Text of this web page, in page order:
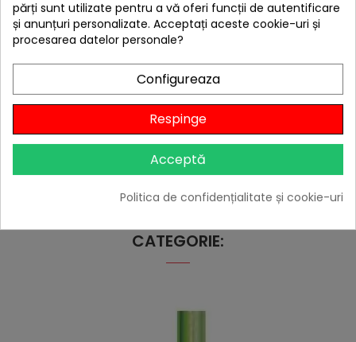
Instructiuni de asamblare:
4 ALTE PRODUSE IN ACEEASI
CATEGORIE:
părți sunt utilizate pentru a vă oferi funcții de autentificare
și anunțuri personalizate. Acceptați aceste cookie-uri și
procesarea datelor personale?
Configureaza
Respinge
Acceptă
Politica de confidențialitate și cookie-uri